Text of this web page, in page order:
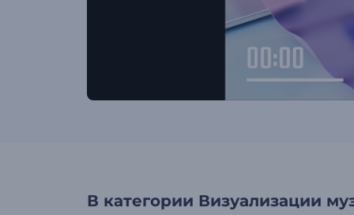
В категории Визуализации